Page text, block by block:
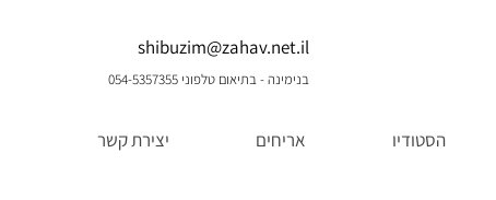
shibuzim@zahav.net.il
בנימינה - בתיאום טלפוני 054-5357355
הסטודיו אריחים יצירת קשר